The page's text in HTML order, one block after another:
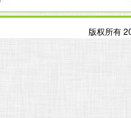
版权所有